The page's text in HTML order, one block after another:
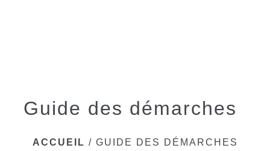
Guide des démarches
ACCUEIL / GUIDE DES DÉMARCHES